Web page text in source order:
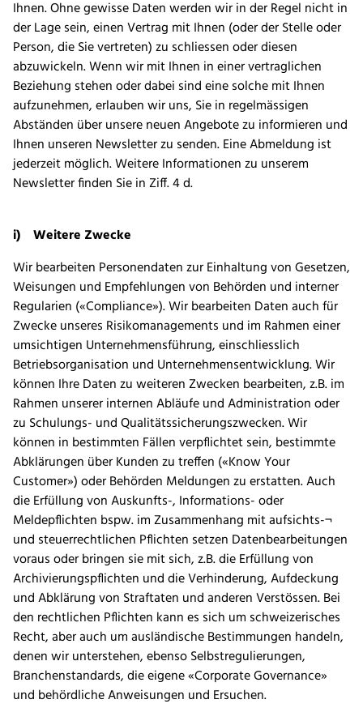
Ihnen. Ohne gewisse Daten werden wir in der Regel nicht in
der Lage sein, einen Vertrag mit Ihnen (oder der Stelle oder
Person, die Sie vertreten) zu schliessen oder diesen
abzuwickeln. Wenn wir mit Ihnen in einer vertraglichen
Beziehung stehen oder dabei sind eine solche mit Ihnen
aufzunehmen, erlauben wir uns, Sie in regelmässigen
Abständen über unsere neuen Angebote zu informieren und
Ihnen unseren Newsletter zu senden. Eine Abmeldung ist
jederzeit möglich. Weitere Informationen zu unserem
Newsletter finden Sie in Ziff. 4 d.
i) Weitere Zwecke
Wir bearbeiten Personendaten zur Einhaltung von Gesetzen,
Weisungen und Empfehlungen von Behörden und interner
Regularien («Compliance»). Wir bearbeiten Daten auch für
Zwecke unseres Risikomanagements und im Rahmen einer
umsichtigen Unternehmensführung, einschliesslich
Betriebsorganisation und Unternehmensentwicklung. Wir
können Ihre Daten zu weiteren Zwecken bearbeiten, z.B. im
Rahmen unserer internen Abläufe und Administration oder
zu Schulungs- und Qualitätssicherungszwecken. Wir
können in bestimmten Fällen verpflichtet sein, bestimmte
Abklärungen über Kunden zu treffen («Know Your
Customer») oder Behörden Meldungen zu erstatten. Auch
die Erfüllung von Auskunfts-, Informations- oder
Meldepflichten bspw. im Zusammenhang mit aufsichts-¬
und steuerrechtlichen Pflichten setzen Datenbearbeitungen
voraus oder bringen sie mit sich, z.B. die Erfüllung von
Archivierungspflichten und die Verhinderung, Aufdeckung
und Abklärung von Straftaten und anderen Verstössen. Bei
den rechtlichen Pflichten kann es sich um schweizerisches
Recht, aber auch um ausländische Bestimmungen handeln,
denen wir unterstehen, ebenso Selbstregulierungen,
Branchenstandards, die eigene «Corporate Governance»
und behördliche Anweisungen und Ersuchen.